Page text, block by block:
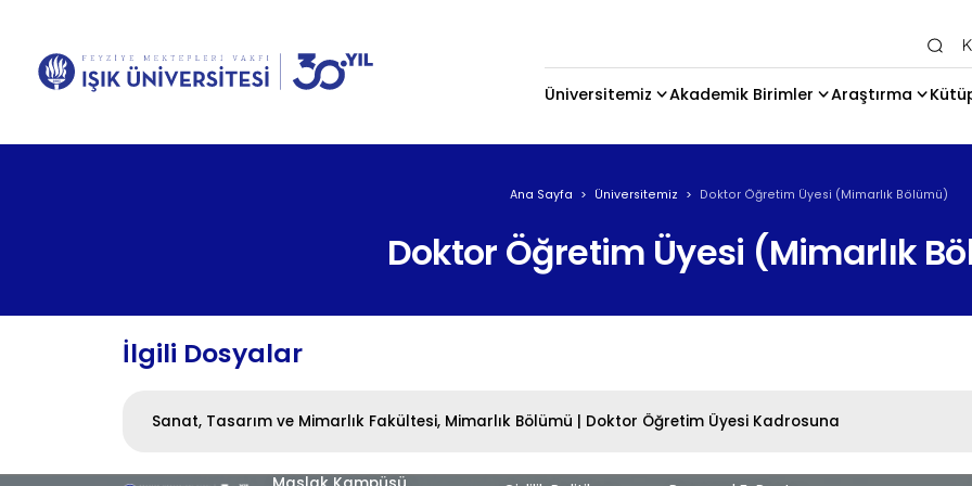
Ana
Üniversitemiz Akademik Birimler Araştırma
Ana Sayfa Üniversitemiz Doktor Öğretim Üyesi (Mimarlık Bölümü)
Doktor Öğretim Üyesi (Mimarlık
İlgili Dosyalar
Sanat, Tasarım ve Mimarlık Fakültesi, Mimarlık Bölümü | Doktor Öğretim Üyesi Kadrosuna